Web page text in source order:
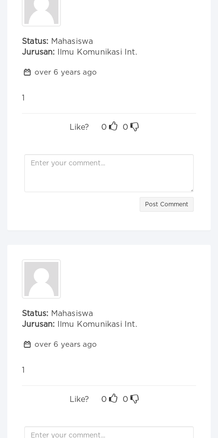
Status: Mahasiswa
Jurusan: Ilmu Komunikasi Int.
over 6 years ago
1
Like? 0 0
Post Comment
Status: Mahasiswa
Jurusan: Ilmu Komunikasi Int.
over 6 years ago
1
Like? 0 0